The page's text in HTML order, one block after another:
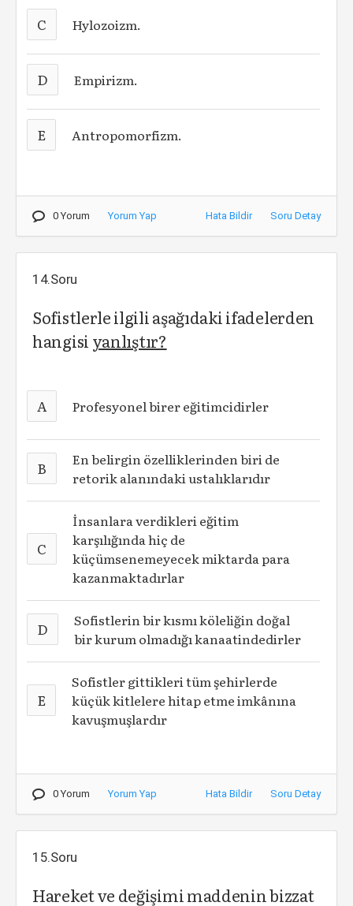
C Hylozoizm.
D Empirizm.
E Antropomorfizm.
0 Yorum Yorum Yap Hata Bildir Soru Detay
14.Soru
Sofistlerle ilgili aşağıdaki ifadelerden
hangisi yanlıştır?
A Profesyonel birer eğitimcidirler
B
En belirgin özelliklerinden biri de
retorik alanındaki ustalıklarıdır
C
İnsanlara verdikleri eğitim
karşılığında hiç de
küçümsenemeyecek miktarda para
kazanmaktadırlar
D
Sofistlerin bir kısmı köleliğin doğal
bir kurum olmadığı kanaatindedirler
E
Sofistler gittikleri tüm şehirlerde
küçük kitlelere hitap etme imkânına
kavuşmuşlardır
0 Yorum Yorum Yap Hata Bildir Soru Detay
15.Soru
Hareket ve değişimi maddenin bizzat